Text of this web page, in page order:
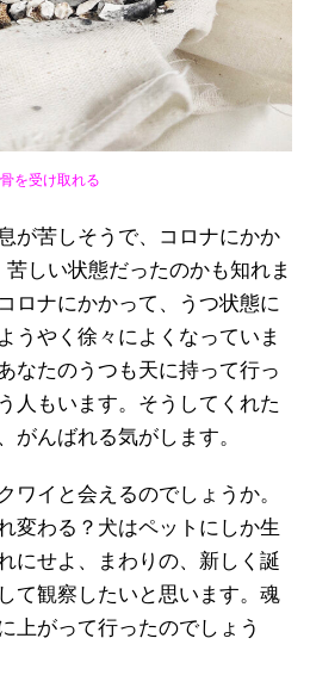
を受け取れる
が苦しそうで、コロナにかか
しい状態だったのかも知れま
ロナにかかって、うつ状態に
うやく徐々によくなっていま
なたのうつも天に持って行っ
人もいます。そうしてくれた
がんばれる気がします。
ワイと会えるのでしょうか。
変わる？犬はペットにしか生
にせよ、まわりの、新しく誕
て観察したいと思います。魂
上がって行ったのでしょう